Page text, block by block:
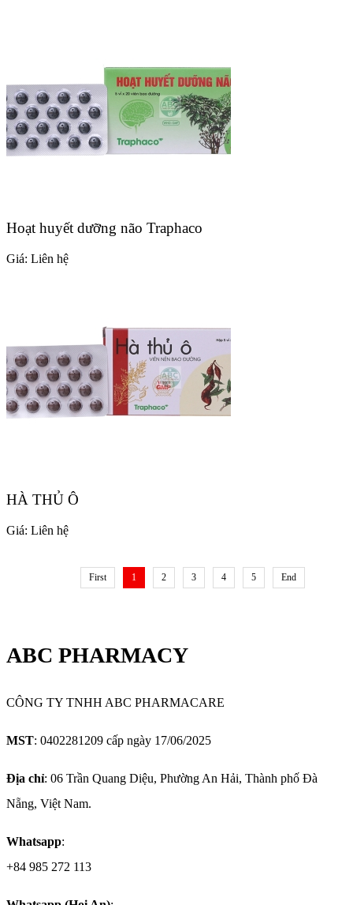
Hoạt huyết dưỡng não Traphaco
Giá: Liên hệ
HÀ THỦ Ô
Giá: Liên hệ
First 1 2 3 4 5 End
ABC PHARMACY
CÔNG TY TNHH ABC PHARMACARE
MST: 0402281209 cấp ngày 17/06/2025
Địa chỉ: 06 Trần Quang Diệu, Phường An Hải, Thành phố Đà
Nẵng, Việt Nam.
Whatsapp:
+84 985 272 113